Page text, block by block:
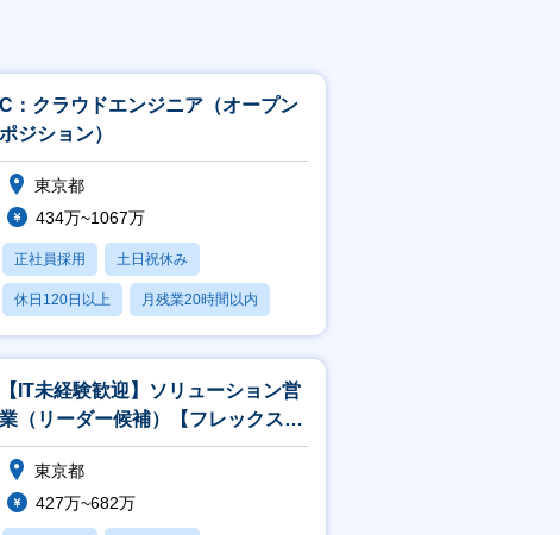
C：クラウドエンジニア（オープン
ポジション）
東京都
434万~1067万
正社員採用 土日祝休み
休日120日以上 月残業20時間以内
賞与あり
【IT未経験歓迎】ソリューション営
業（リーダー候補）【フレックス／
リモート可／世界30か国に展開】
東京都
427万~682万